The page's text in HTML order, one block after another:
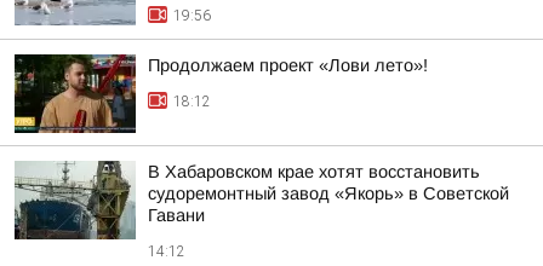
19:56
Продолжаем проект «Лови лето»!
18:12
В Хабаровском крае хотят восстановить
судоремонтный завод «Якорь» в Советской
Гавани
14:12